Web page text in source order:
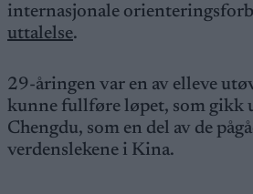
internasjonale
uttalelse.
29-åringen var en av elleve
kunne fullføre løpet, som gikk
Chengdu, som en del av de
verdenslekene i Kina.